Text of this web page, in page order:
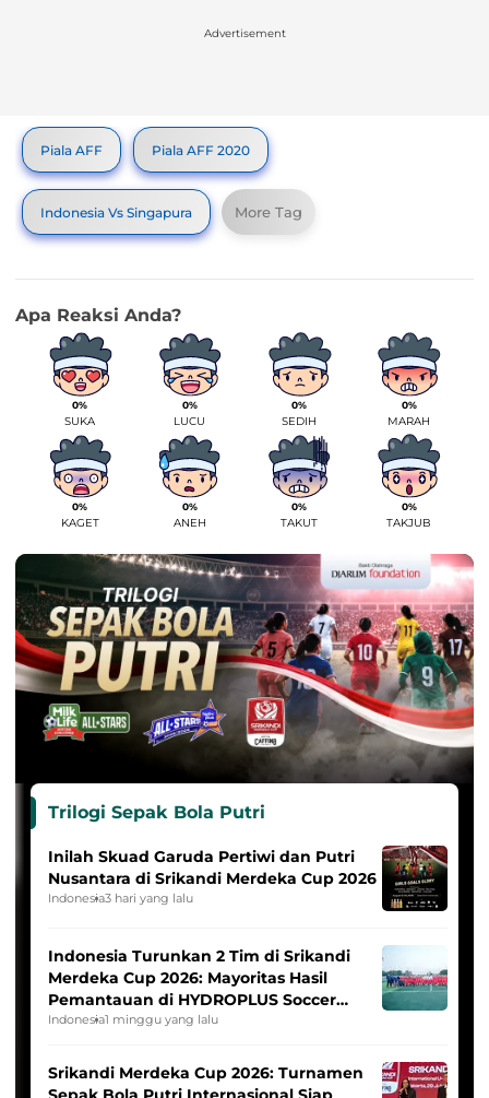
Advertisement
Piala AFF Piala AFF 2020
Indonesia Vs Singapura More Tag
0%
SUKA
0%
LUCU
0%
SEDIH
0%
MARAH
0%
KAGET
0%
ANEH
0%
TAKUT
0%
TAKJUB
Trilogi Sepak Bola Putri
Inilah Skuad Garuda Pertiwi dan Putri
Nusantara di Srikandi Merdeka Cup 2026
Indonesia3 hari yang lalu
Indonesia Turunkan 2 Tim di Srikandi
Merdeka Cup 2026: Mayoritas Hasil
Pemantauan di HYDROPLUS Soccer
League
Indonesia1 minggu yang lalu
Srikandi Merdeka Cup 2026: Turnamen